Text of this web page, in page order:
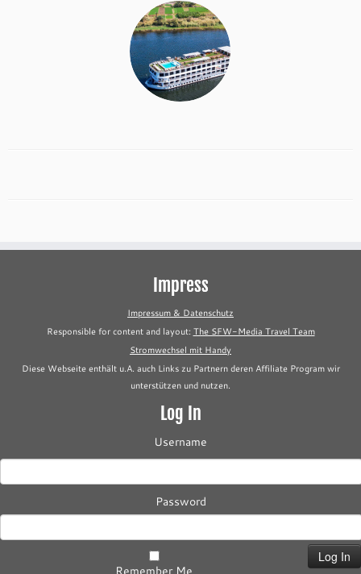
Impress
Impressum & Datenschutz
Responsible for content and layout: The SFW-Media Travel Team
Stromwechsel mit Handy
Diese Webseite enthält u.A. auch Links zu Partnern deren Affiliate Program wir
unterstützen und nutzen.
Log In
Username
Password
Remember Me